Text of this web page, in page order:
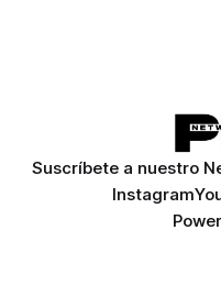
Suscríbete a nuestro
Instagram